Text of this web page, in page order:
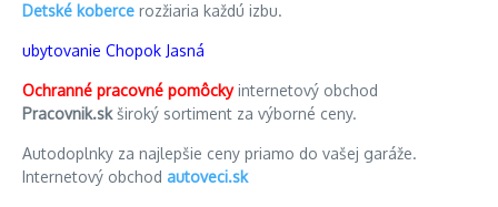
Detské koberce rozžiaria každú izbu.
ubytovanie Chopok Jasná
Ochranné pracovné pomôckyinternetový obchod
Pracovnik.skširoký sortiment za výborné ceny.
Autodoplnky za najlepšie ceny priamo do vašej garáže.
Internetový obchod autoveci.sk